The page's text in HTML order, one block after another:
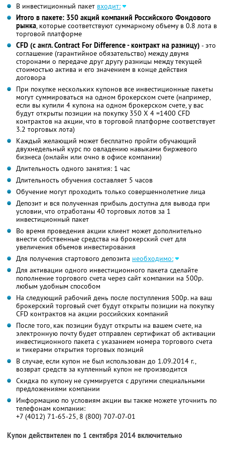
В инвестиционный пакет входит:
Итого в пакете: 350 акций компаний Российского Фондового
рынка, которые соответствуют суммарному объему в 0.8 лота в
торговой платформе
CFD (с англ. Contract For Difference - контракт на разницу) - это
соглашение (гарантийное обязательство) между двумя
сторонами о передаче друг другу разницы между текущей
стоимостью актива и его значением в конце действия
договора
При покупке нескольких купонов все инвестиционные пакеты
могут суммироваться на одном брокерском счете (например,
если вы купили 4 купона на одном брокерском счете, у вас
будут открыты позиции на покупку 350 X 4 =1400 CFD
контрактов на акции, что в торговой платформе соответствует
3.2 торговых лота)
Каждый желающий может бесплатно пройти обучающий
двухнедельный курс по овладению навыками биржевого
бизнеса (онлайн или очно в офисе компании)
Длительность одного занятия: 1 час
Длительность обучения составляет 5 часов
Обучение могут проходить только совершеннолетние лица
Депозит и вся полученная прибыль доступна для вывода при
условии, что отработаны 40 торговых лотов за 1
инвестиционный пакет
Во время проведения акции клиент может дополнительно
внести собственные средства на брокерский счет для
увеличения объемов инвестирования
Для получения стартового депозита необходимо:
Для активации одного инвестиционного пакета сделайте
пополнение торгового счета через сайт компании на 500р.
любым удобным способом
На следующий рабочий день после поступления 500р. на ваш
брокерский торговый счет будут открыты позиции на покупку
CFD контрактов на акции российских компаний
После того, как позиции будут открыты на вашем счете, на
электронную почту будет отправлен сертификат об активации
инвестиционного пакета с указанием номера торгового счета
и тикерами открытия торговых позиций
В случае, если купон не был использован до 1.09.2014 г.,
возврат средств за купленный купон не производится
Скидка по купону не суммируется с другими специальными
предложениями компании
Информацию по условиям акции вы также можете уточнить по
телефонам компании:
+7 (4012) 71-65-25, 8 (800) 707-07-01
Купон действителен по 1 сентября 2014 включительно